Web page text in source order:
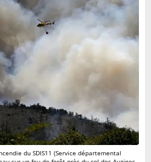
du SDIS11 (Service départemental